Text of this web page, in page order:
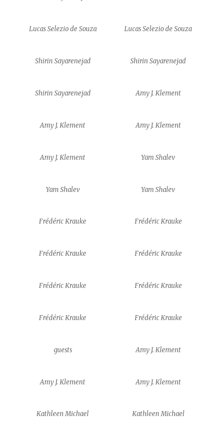
Lucas Selezio de Souza Lucas Selezio de Souza
Shirin Sayarenejad Shirin Sayarenejad
Shirin Sayarenejad Amy J. Klement
Amy J. Klement Amy J. Klement
Amy J. Klement Yam Shalev
Yam Shalev Yam Shalev
Frédéric Krauke Frédéric Krauke
Frédéric Krauke Frédéric Krauke
Frédéric Krauke Frédéric Krauke
Frédéric Krauke Frédéric Krauke
guests Amy J. Klement
Amy J. Klement Amy J. Klement
Kathleen Michael Kathleen Michael